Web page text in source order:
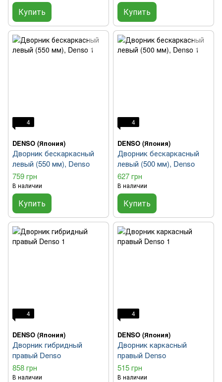
Купить Купить
4
DENSO (Япония)
Дворник бескаркасный
левый (550 мм), Denso
759 грн
В наличии
Купить
4
DENSO (Япония)
Дворник бескаркасный
левый (500 мм), Denso
627 грн
В наличии
Купить
4
DENSO (Япония)
Дворник гибридный
правый Denso
858 грн
В наличии
4
DENSO (Япония)
Дворник каркасный
правый Denso
515 грн
В наличии